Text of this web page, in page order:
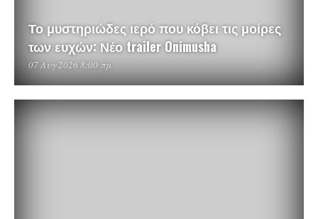
Το μυστηριώδες ιερό που κόβει τις μοίρες
των ευχών: Νέο trailer Onimusha
07 Αυγ 2026 8:00 πμ